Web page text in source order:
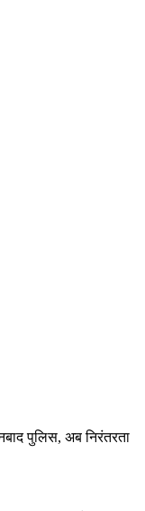
पुलिस, अब निरंतरता